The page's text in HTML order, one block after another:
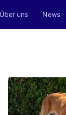
Über uns News